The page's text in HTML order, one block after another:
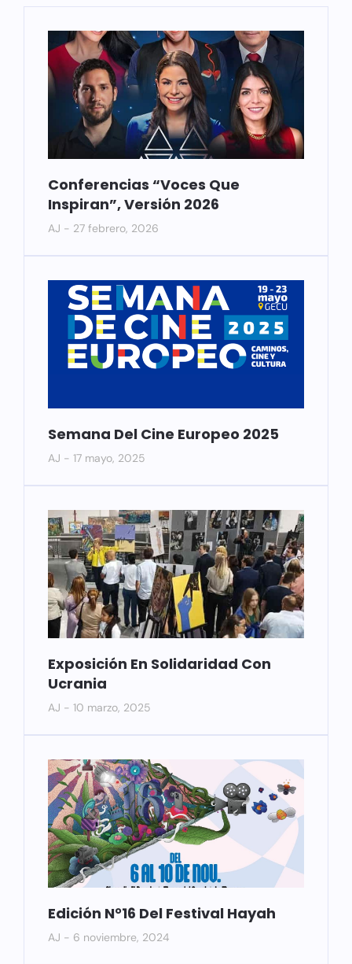
Conferencias “Voces Que
Inspiran”, Versión 2026
AJ 27 febrero, 2026
Semana Del Cine Europeo 2025
AJ 17 mayo, 2025
Exposición En Solidaridad Con
Ucrania
AJ 10 marzo, 2025
Edición N°16 Del Festival Hayah
AJ 6 noviembre, 2024